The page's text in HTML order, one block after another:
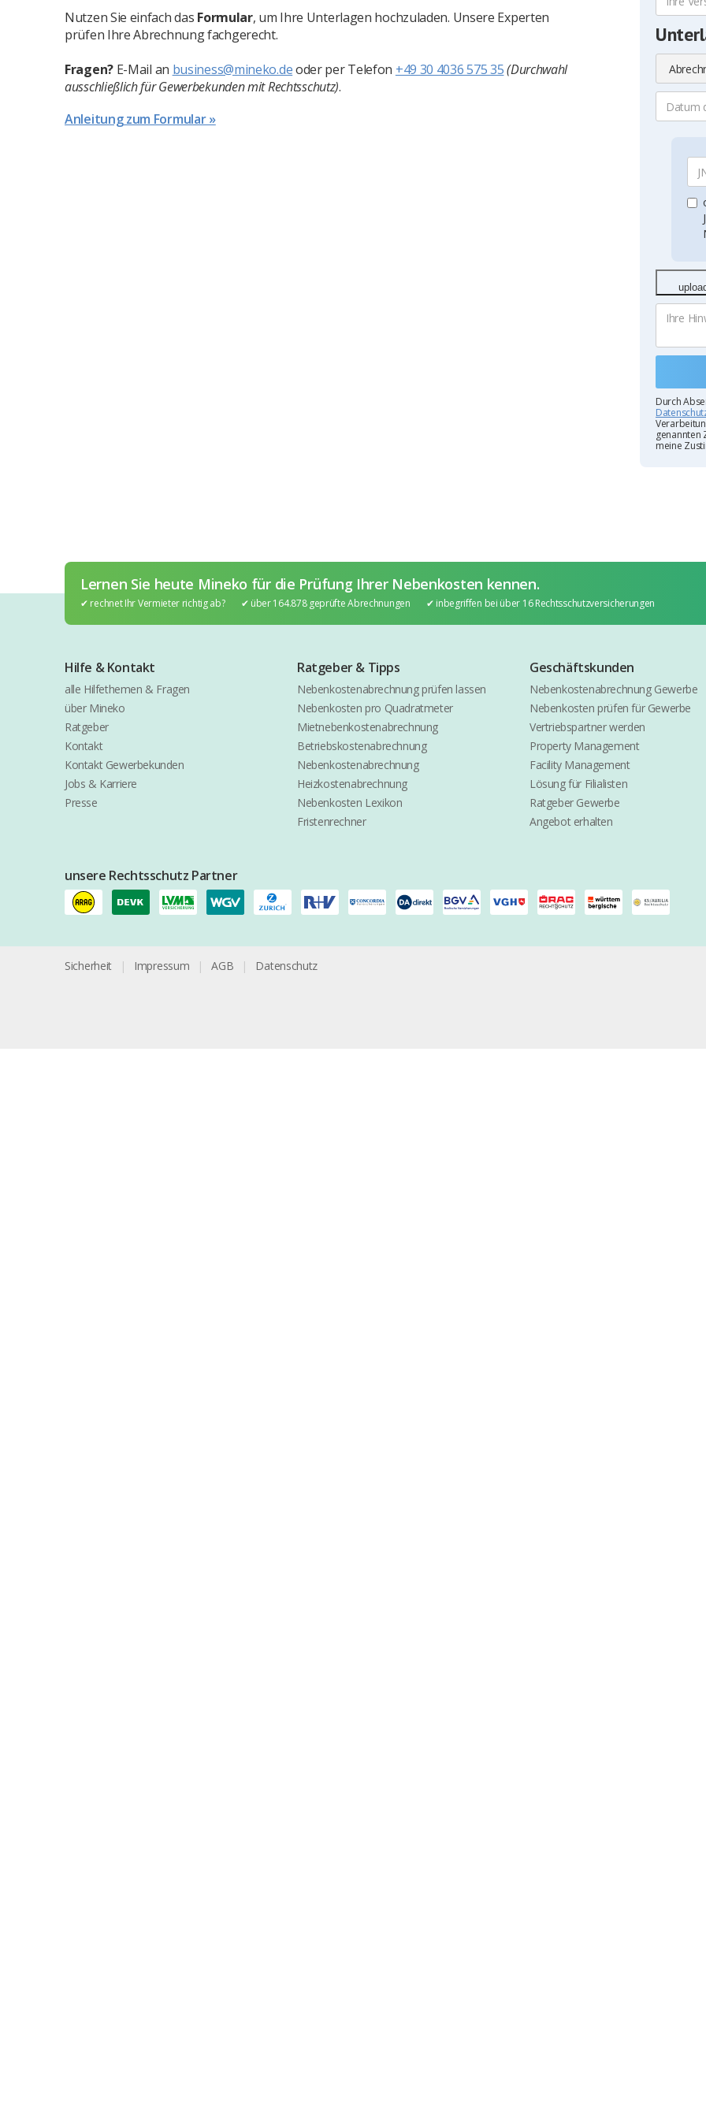
Nutzen Sie einfach das Formular, um Ihre Unterlagen hochzuladen. Unsere Experten
prüfen Ihre Abrechnung fachgerecht.
Fragen?E-Mail an business@mineko.deoder per Telefon +49 30 4036 575 35(Durchwahl
ausschließlich für Gewerbekunden mit Rechtsschutz).
Anleitung zum Formular »
Durch
genannten
meine
Lernen Sie heute Mineko für die Prüfung Ihrer Nebenkosten kennen.
✔︎ rechnet Ihr Vermieter richtig ab? ✔︎ über 164.878 geprüfte Abrechnungen ✔︎ inbegriffen bei über 16 Rechtsschutzversicherungen
Hilfe & Kontakt
alle Hilfethemen & Fragen
über Mineko
Ratgeber
Kontakt
Kontakt Gewerbekunden
Jobs & Karriere
Presse
Ratgeber & Tipps
Nebenkostenabrechnung prüfen lassen
Nebenkosten pro Quadratmeter
Mietnebenkostenabrechnung
Betriebskostenabrechnung
Nebenkostenabrechnung
Heizkostenabrechnung
Nebenkosten Lexikon
Fristenrechner
Geschäftskunden
Nebenkostenabrechnung Gewerbe
Nebenkosten prüfen für Gewerbe
Vertriebspartner werden
Property Management
Facility Management
Lösung für Filialisten
Ratgeber Gewerbe
Angebot erhalten
unsere Rechtsschutz Partner
Sicherheit | Impressum | AGB | Datenschutz